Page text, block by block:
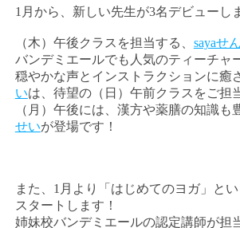
1月から、新しい先生が3名デビューし
（木）午後クラスを担当する、 sayaせ
バンデミエールでも人気のティーチャ
穏やかな声とインストラクションに癒
いは、待望の（日）午前クラスをご担
（月）午後には、漢方や薬膳の知識も
せいが登場です！
また、1月より「はじめてのヨガ」と
スタートします！
姉妹校バンデミエールの認定講師が担